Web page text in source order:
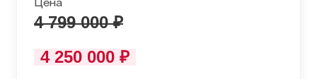
Цена
4 799 000 ₽
4 250 000 ₽